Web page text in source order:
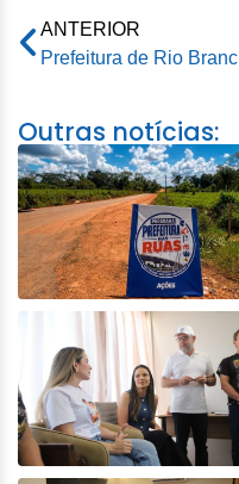
ANTERIOR
Outras notícias: